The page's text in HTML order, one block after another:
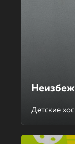
Детские